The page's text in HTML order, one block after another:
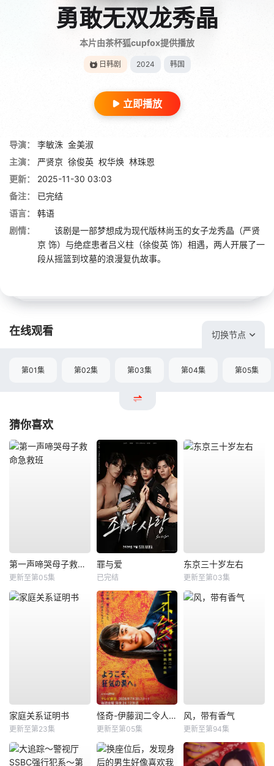
勇敢无双龙秀晶
本片由茶杯狐cupfox提供播放
日韩剧 2024 韩国
立即播放
导演： 李敏洙 金美淑
主演：
严贤京 徐俊英 权华焕 林珠恩
更新：
2025-11-30 03:03
备注：
已完结
语言：
韩语
剧情：
该剧是一部梦想成为现代版林尚玉的女子龙秀晶（严贤
京 饰）与绝症患者吕义柱（徐俊英 饰）相遇，两人开展了一
段从摇篮到坟墓的浪漫复仇故事。
在线观看 切换节点
第01集 第02集 第03集 第04集 第05集
猜你喜欢
第一声啼哭母子救命急救班
更新至第05集
罪与爱
已完结
东京三十岁左右
更新至第03集
家庭关系证明书
更新至第23集
怪奇-伊藤润二令人彻夜难眠的奇异故事－
更新至第05集
风，带有香气
更新至第94集